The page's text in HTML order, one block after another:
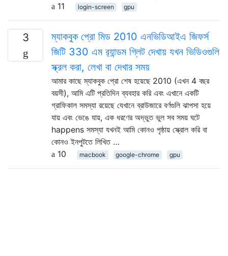
11
login-screen gpu
3
ম্যাকবুক প্রো মিড 2010 এনভিডিআইএ জিফর্স
জিটি 330 এম র‌্যান্ডম গ্লিট দেখায় যখন ভিডিওগুলি
স্ক্রল করা, লেখা বা দেখার সময়
আমার কাছে ম্যাকবুক প্রো শেষ হয়েছে 2010 (এখন 4 বছর
বয়সী), আমি এটি প্রতিদিন ব্যবহার করি এবং এখানে একটি
গ্রাফিকাল সমস্যা রয়েছে যেখানে ব্রাউজারে বর্ণগুলি ঝাপসা হয়ে
যায় এবং ভেঙে যায়, এক ধরণের অদ্ভুত ভুল সব সময় ঘটে
happens সমস্যা যখনই আমি কোনও পৃষ্ঠায় স্ক্রোল করি বা
কোনও ইনপুটতে লিখিত …
10
macbook google-chrome gpu